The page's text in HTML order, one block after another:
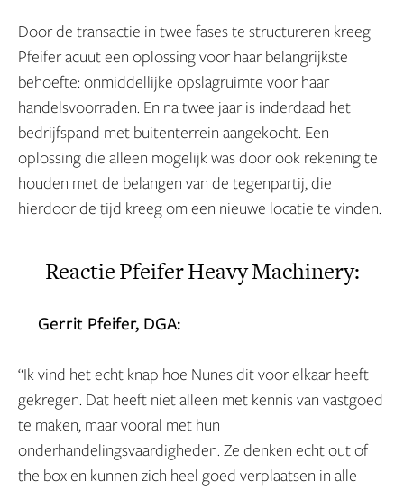
Door de transactie in twee fases te structureren kreeg
Pfeifer acuut een oplossing voor haar belangrijkste
behoefte: onmiddellijke opslagruimte voor haar
handelsvoorraden. En na twee jaar is inderdaad het
bedrijfspand met buitenterrein aangekocht. Een
oplossing die alleen mogelijk was door ook rekening te
houden met de belangen van de tegenpartij, die
hierdoor de tijd kreeg om een nieuwe locatie te vinden.
Reactie Pfeifer Heavy Machinery:
Gerrit Pfeifer, DGA:
“Ik vind het echt knap hoe Nunes dit voor elkaar heeft
gekregen. Dat heeft niet alleen met kennis van vastgoed
te maken, maar vooral met hun
onderhandelingsvaardigheden. Ze denken echt out of
the box en kunnen zich heel goed verplaatsen in alle